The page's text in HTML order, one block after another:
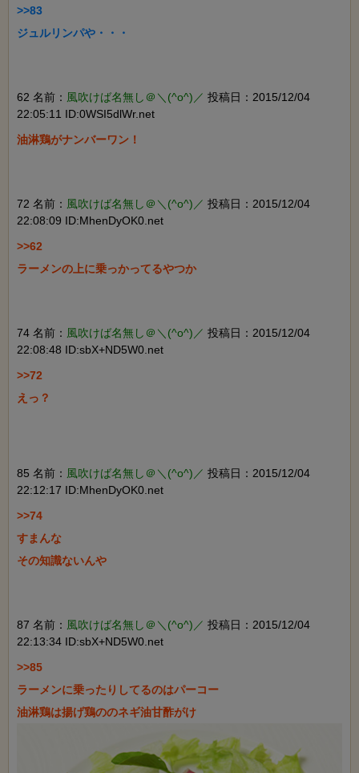
>>83
ジュルリンパや・・・
62 名前： 風吹けば名無し＠＼(^o^)／ 投稿日：2015/12/04
22:05:11 ID:0WSI5dlWr.net
油淋鶏がナンバーワン！
72 名前： 風吹けば名無し＠＼(^o^)／ 投稿日：2015/12/04
22:08:09 ID:MhenDyOK0.net
>>62
ラーメンの上に乗っかってるやつか
74 名前： 風吹けば名無し＠＼(^o^)／ 投稿日：2015/12/04
22:08:48 ID:sbX+ND5W0.net
>>72
えっ？
85 名前： 風吹けば名無し＠＼(^o^)／ 投稿日：2015/12/04
22:12:17 ID:MhenDyOK0.net
>>74
すまんな
その知識ないんや
87 名前： 風吹けば名無し＠＼(^o^)／ 投稿日：2015/12/04
22:13:34 ID:sbX+ND5W0.net
>>85
ラーメンに乗ったりしてるのはパーコー